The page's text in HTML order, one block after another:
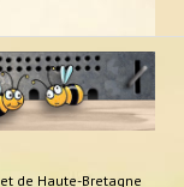
de Haute-Bretagne